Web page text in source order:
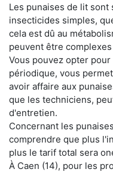
Les punaises de lit
insecticides simples,
cela est dû au
peuvent être
Vous pouvez opter
périodique, vous
avoir affaire aux
que les techniciens,
d'entretien.
Concernant les
comprendre que plus
plus le tarif total sera
À Caen (14), pour les